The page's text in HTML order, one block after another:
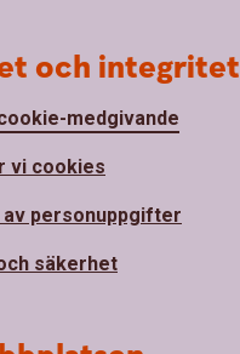
och integritet
medgivande
vi cookies
av personuppgifter
säkerhet